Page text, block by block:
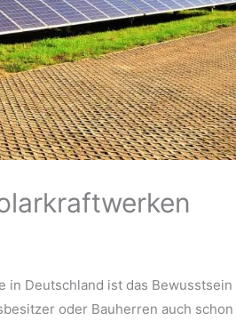
in Deutschland ist das Bewusstsein
oder Bauherren auch schon